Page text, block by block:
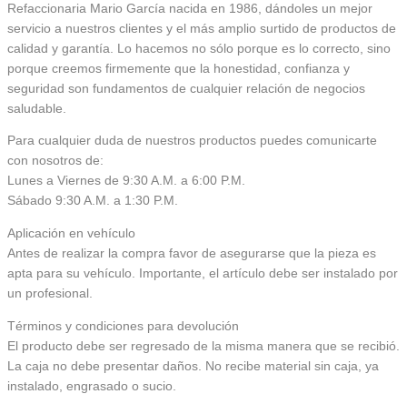
Refaccionaria Mario García nacida en 1986, dándoles un mejor
servicio a nuestros clientes y el más amplio surtido de productos de
calidad y garantía. Lo hacemos no sólo porque es lo correcto, sino
porque creemos firmemente que la honestidad, confianza y
seguridad son fundamentos de cualquier relación de negocios
saludable.
Para cualquier duda de nuestros productos puedes comunicarte
con nosotros de:
Lunes a Viernes de 9:30 A.M. a 6:00 P.M.
Sábado 9:30 A.M. a 1:30 P.M.
Aplicación en vehículo
Antes de realizar la compra favor de asegurarse que la pieza es
apta para su vehículo. Importante, el artículo debe ser instalado por
un profesional.
Términos y condiciones para devolución
El producto debe ser regresado de la misma manera que se recibió.
La caja no debe presentar daños. No recibe material sin caja, ya
instalado, engrasado o sucio.